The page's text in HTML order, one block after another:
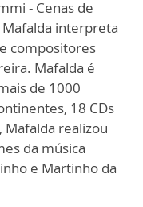
- Cenas de
Mafalda interpreta
compositores
Mafalda é
de 1000
18 CDs
Mafalda realizou
da música
e Martinho da